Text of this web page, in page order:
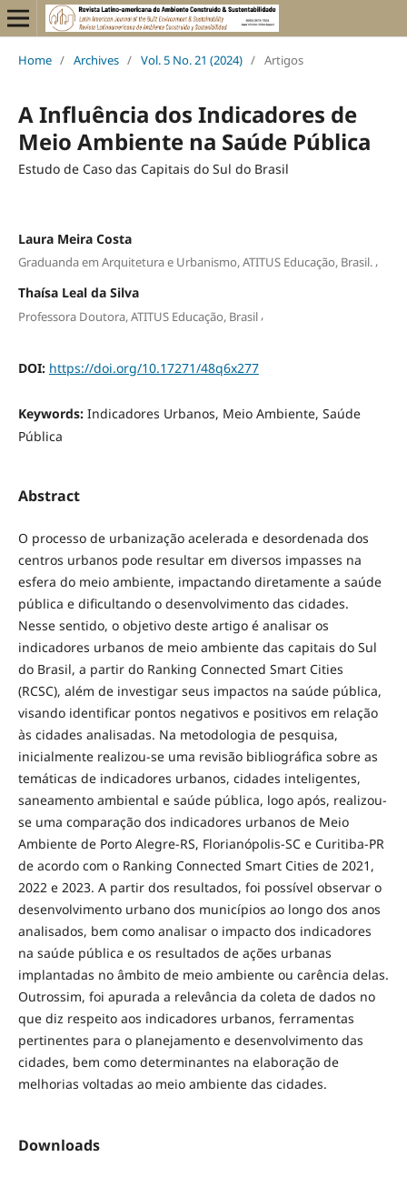
Home / Archives / Vol. 5 No. 21 (2024) / Artigos
A Influência dos Indicadores de
Meio Ambiente na Saúde Pública
Estudo de Caso das Capitais do Sul do Brasil
Laura Meira Costa
Graduanda em Arquitetura e Urbanismo, ATITUS Educação, Brasil.,
Thaísa Leal da Silva
Professora Doutora, ATITUS Educação, Brasil,
DOI: https://doi.org/10.17271/48q6x277
Keywords: Indicadores Urbanos, Meio Ambiente, Saúde
Pública
Abstract
O processo de urbanização acelerada e desordenada dos
centros urbanos pode resultar em diversos impasses na
esfera do meio ambiente, impactando diretamente a saúde
pública e dificultando o desenvolvimento das cidades.
Nesse sentido, o objetivo deste artigo é analisar os
indicadores urbanos de meio ambiente das capitais do Sul
do Brasil, a partir do Ranking Connected Smart Cities
(RCSC), além de investigar seus impactos na saúde pública,
visando identificar pontos negativos e positivos em relação
às cidades analisadas. Na metodologia de pesquisa,
inicialmente realizou-se uma revisão bibliográfica sobre as
temáticas de indicadores urbanos, cidades inteligentes,
saneamento ambiental e saúde pública, logo após, realizou-
se uma comparação dos indicadores urbanos de Meio
Ambiente de Porto Alegre-RS, Florianópolis-SC e Curitiba-PR
de acordo com o Ranking Connected Smart Cities de 2021,
2022 e 2023. A partir dos resultados, foi possível observar o
desenvolvimento urbano dos municípios ao longo dos anos
analisados, bem como analisar o impacto dos indicadores
na saúde pública e os resultados de ações urbanas
implantadas no âmbito de meio ambiente ou carência delas.
Outrossim, foi apurada a relevância da coleta de dados no
que diz respeito aos indicadores urbanos, ferramentas
pertinentes para o planejamento e desenvolvimento das
cidades, bem como determinantes na elaboração de
melhorias voltadas ao meio ambiente das cidades.
Downloads